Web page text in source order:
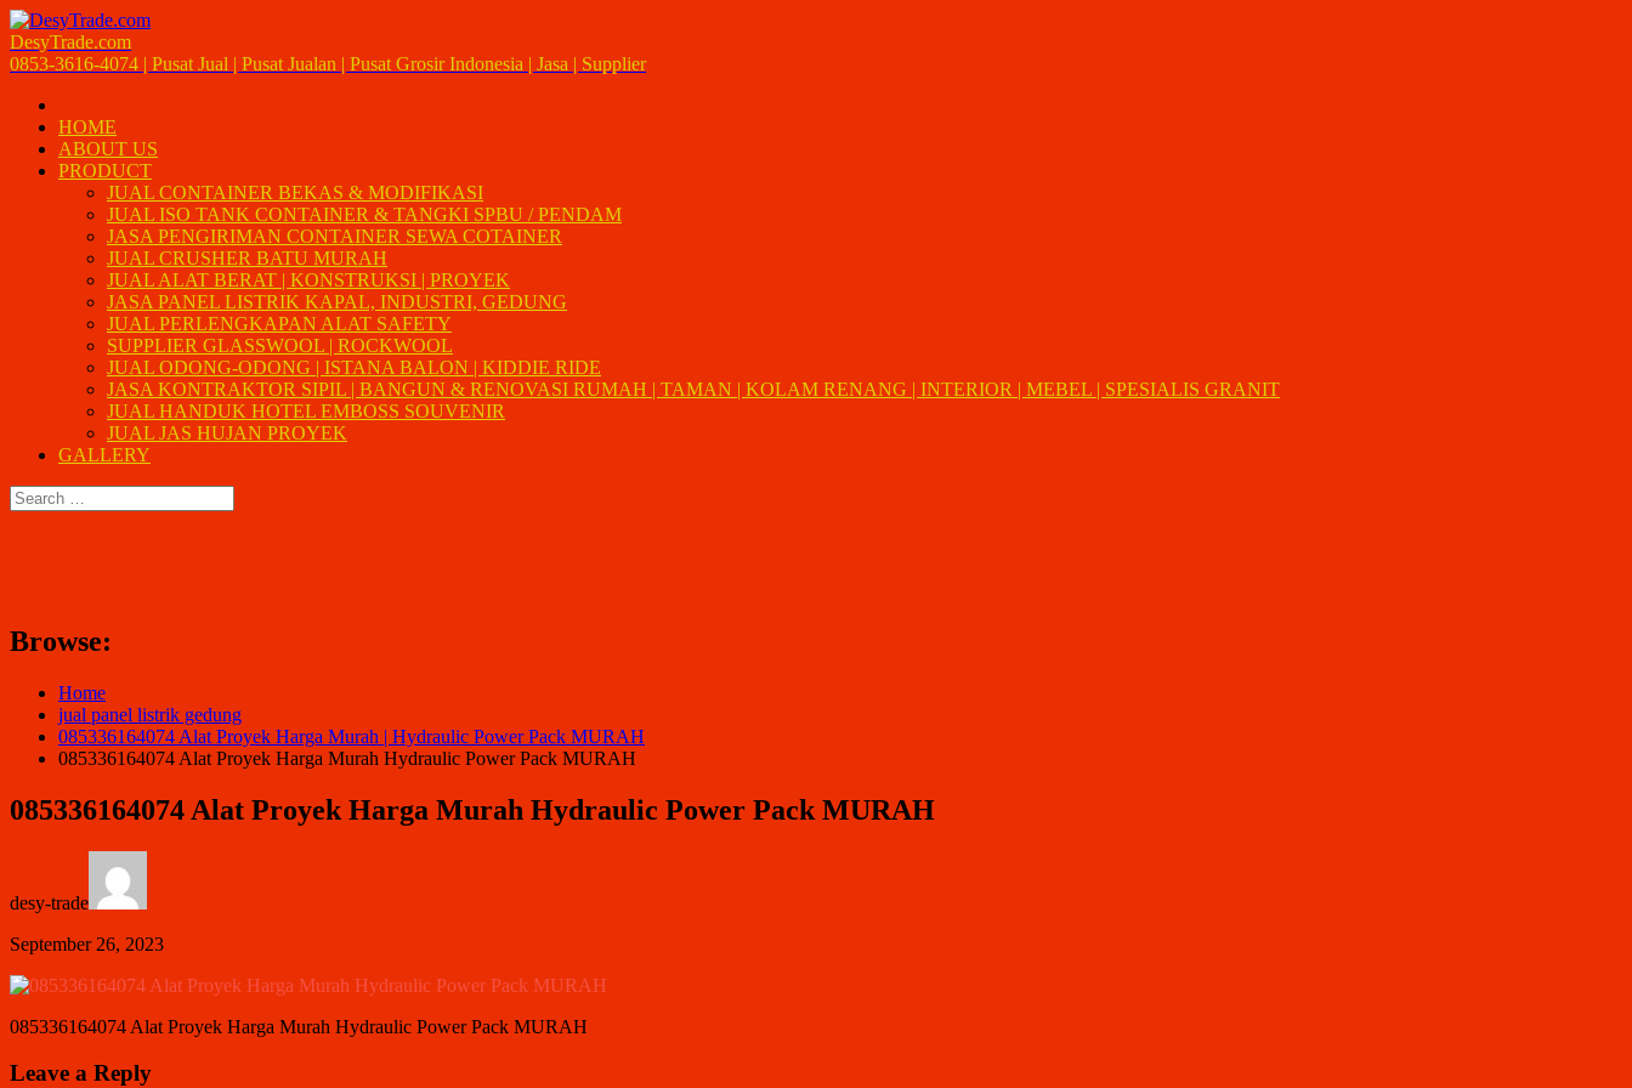
DesyTrade.com
0853-3616-4074 | Pusat Jual | Pusat Jualan | Pusat Grosir Indonesia | Jasa | Supplier
HOME
ABOUT US
PRODUCT
JUAL CONTAINER BEKAS & MODIFIKASI
JUAL ISO TANK CONTAINER & TANGKI SPBU / PENDAM
JASA PENGIRIMAN CONTAINER SEWA COTAINER
JUAL CRUSHER BATU MURAH
JUAL ALAT BERAT | KONSTRUKSI | PROYEK
JASA PANEL LISTRIK KAPAL, INDUSTRI, GEDUNG
JUAL PERLENGKAPAN ALAT SAFETY
SUPPLIER GLASSWOOL | ROCKWOOL
JUAL ODONG-ODONG | ISTANA BALON | KIDDIE RIDE
JASA KONTRAKTOR SIPIL | BANGUN & RENOVASI RUMAH | TAMAN | KOLAM RENANG | INTERIOR | MEBEL | SPESIALIS GRANIT
JUAL HANDUK HOTEL EMBOSS SOUVENIR
JUAL JAS HUJAN PROYEK
GALLERY
Browse:
Home
jual panel listrik gedung
085336164074 Alat Proyek Harga Murah | Hydraulic Power Pack MURAH
085336164074 Alat Proyek Harga Murah Hydraulic Power Pack MURAH
085336164074 Alat Proyek Harga Murah Hydraulic Power Pack MURAH
desy-trade
September 26, 2023
085336164074 Alat Proyek Harga Murah Hydraulic Power Pack MURAH
Leave a Reply